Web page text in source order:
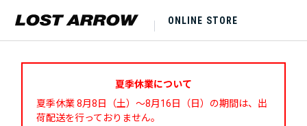
ONLINE STORE
夏季休業について
夏季休業 8月8日（土）～8月16日（日）の期間は、出
荷配送を行っておりません。